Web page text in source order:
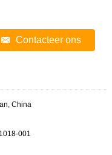
Contacteer ons
China
001